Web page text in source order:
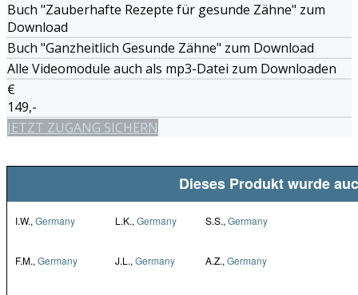
Buch "Zauberhafte Rezepte für gesunde Zähne" zum
Download
Buch "Ganzheitlich Gesunde Zähne" zum Download
Alle Videomodule auch als mp3-Datei zum Downloaden
€
149,-
JETZT ZUGANG SICHERN